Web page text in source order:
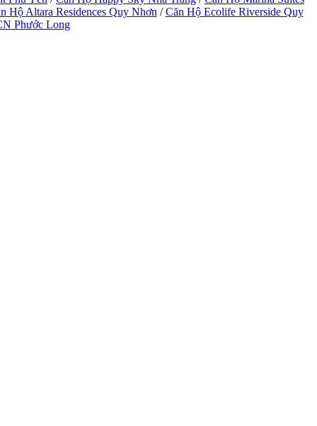
Hộ Altara Residences Quy Nhơn /Căn Hộ Ecolife Riverside Quy
Phước Long